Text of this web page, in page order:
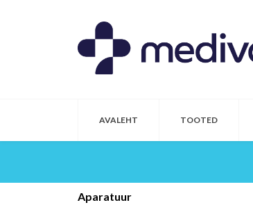
AVALEHT TOOTED
Aparatuur